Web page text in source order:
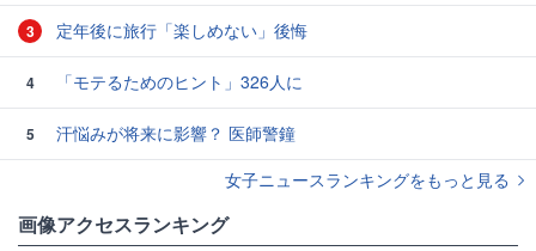
3 定年後に旅行「楽しめない」後悔
4 「モテるためのヒント」326人に
5
汗悩みが将来に影響？ 医師警鐘
女子ニュースランキングをもっと見る
画像アクセスランキング